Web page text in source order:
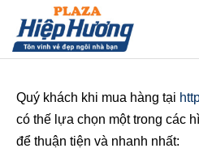
content
Quý khách khi mua hàng tại
có thế lựa chọn một trong các
để thuận tiện và nhanh nhất: